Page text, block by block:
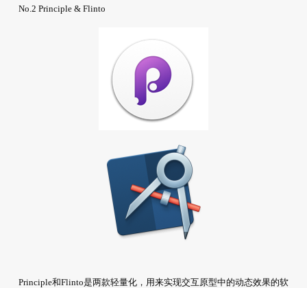
No.2 Principle & Flinto
Principle和Flinto是两款轻量化，用来实现交互原型中的动态效果的软